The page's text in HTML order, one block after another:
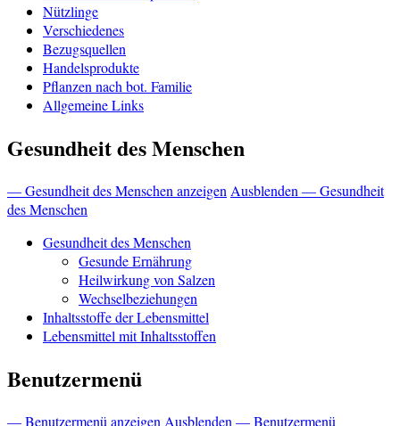
Nützlinge
Verschiedenes
Bezugsquellen
Handelsprodukte
Pflanzen nach bot. Familie
Allgemeine Links
Gesundheit des Menschen
— Gesundheit des Menschen anzeigen Ausblenden — Gesundheit
des Menschen
Gesundheit des Menschen
Gesunde Ernährung
Heilwirkung von Salzen
Wechselbeziehungen
Inhaltsstoffe der Lebensmittel
Lebensmittel mit Inhaltsstoffen
Benutzermenü
— Benutzermenü anzeigen Ausblenden — Benutzermenü